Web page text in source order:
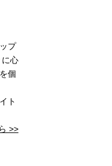
プ
心
個
ト
>>